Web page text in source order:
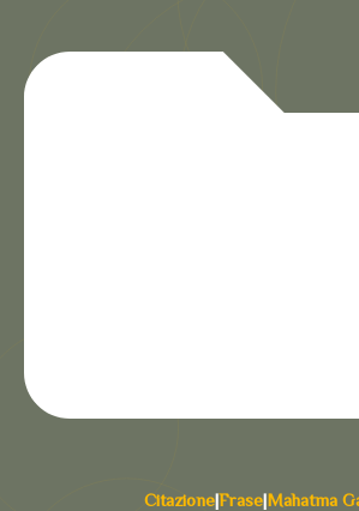
Citazione|Frase|Mahatma